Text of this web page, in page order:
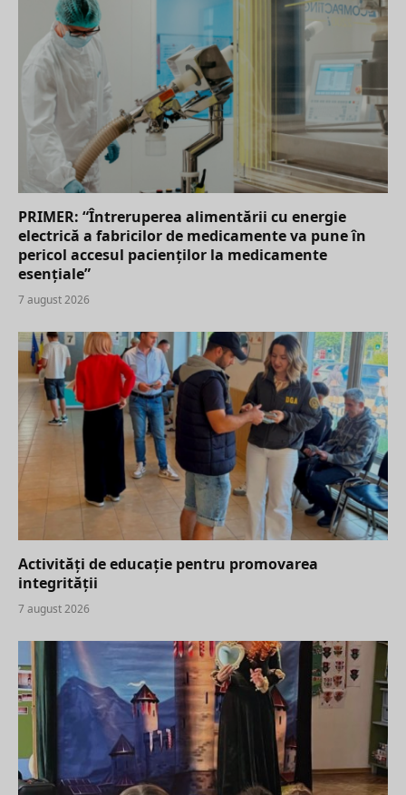
PRIMER: “Întreruperea alimentării cu energie
electrică a fabricilor de medicamente va pune în
pericol accesul pacienților la medicamente
esențiale”
7 august 2026
Activități de educație pentru promovarea
integrității
7 august 2026